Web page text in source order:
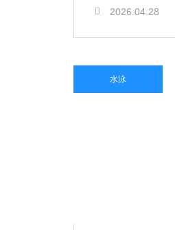
2026.04.28
水泳